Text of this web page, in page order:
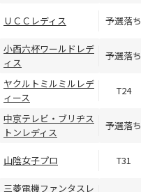
ＵＣＣレディス 予選落ち
小西六杯ワールドレデ
ィス
予選落ち
ヤクルトミルミルレデ
ィース
T24
中京テレビ・ブリヂス
トンレディス
予選落ち
山陰女子プロ T31
三菱電機ファンタスレ